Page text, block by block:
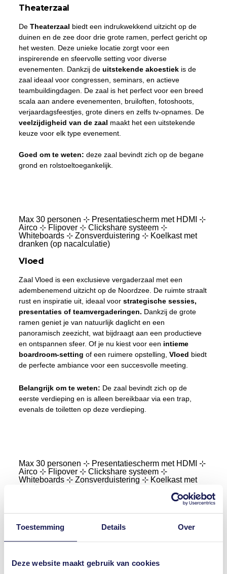
Toestemming Details Over
Deze website maakt gebruik van cookies
Theaterzaal
DeTheaterzaal biedt een indrukwekkend uitzicht op de
duinen en de zee door drie grote ramen, perfect gericht op
het westen. Deze unieke locatie zorgt voor een
inspirerende en sfeervolle setting voor diverse
evenementen. Dankzij deuitstekende akoestiek is de
zaal ideaal voor congressen, seminars, en actieve
teambuildingdagen. De zaal is het perfect voor een breed
scala aan andere evenementen, bruiloften, fotoshoots,
verjaardagsfeestjes, grote diners en zelfs tv-opnames. De
veelzijdigheid van de zaal maakt het een uitstekende
keuze voor elk type evenement.
Goed om te weten:deze zaal bevindt zich op de begane
grond en rolstoeltoegankelijk.
Max 30 personen ⊹ Presentatiescherm met HDMI ⊹
Airco ⊹ Flipover ⊹ Clickshare systeem ⊹
Whiteboards ⊹ Zonsverduistering ⊹ Koelkast met
dranken (op nacalculatie)
Vloed
Zaal Vloed is een exclusieve vergaderzaal met een
adembenemend uitzicht op de Noordzee. De ruimte straalt
rust en inspiratie uit, ideaal voorstrategische sessies,
presentaties of teamvergaderingen. Dankzij de grote
ramen geniet je van natuurlijk daglicht en een
panoramisch zeezicht, wat bijdraagt aan een productieve
en ontspannen sfeer. Of je nu kiest voor een intieme
boardroom-setting of een ruimere opstelling,Vloed biedt
de perfecte ambiance voor een succesvolle meeting.
Belangrijk om te weten: De zaal bevindt zich op de
eerste verdieping en is alleen bereikbaar via een trap,
evenals de toiletten op deze verdieping.
Max 30 personen ⊹ Presentatiescherm met HDMI ⊹
Airco ⊹ Flipover ⊹ Clickshare systeem ⊹
Whiteboards ⊹ Zonsverduistering ⊹ Koelkast met
dranken (op nacalculatie)
Zaal Eb biedt een adembenemend
panoramisch uitzicht
en presentatiesin een unieke, serene omgeving. Dankzij